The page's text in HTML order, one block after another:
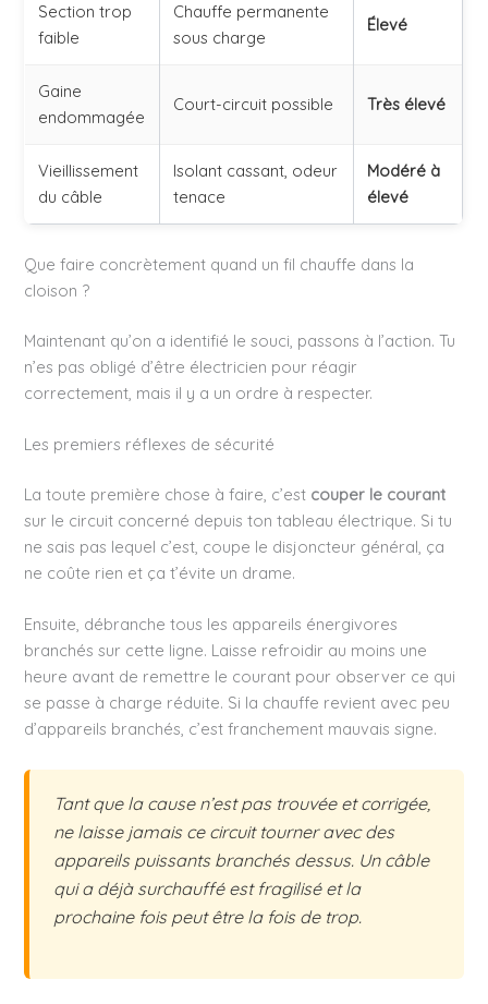
Section trop
faible
Chauffe permanente
sous charge
Élevé
Gaine
endommagée
Court-circuit possible Très élevé
Vieillissement
du câble
Isolant cassant, odeur
tenace
Modéré à
élevé
Que faire concrètement quand un fil chauffe dans la
cloison ?
Maintenant qu’on a identifié le souci, passons à l’action. Tu
n’es pas obligé d’être électricien pour réagir
correctement, mais il y a un ordre à respecter.
Les premiers réflexes de sécurité
La toute première chose à faire, c’est couper le courant
sur le circuit concerné depuis ton tableau électrique. Si tu
ne sais pas lequel c’est, coupe le disjoncteur général, ça
ne coûte rien et ça t’évite un drame.
Ensuite, débranche tous les appareils énergivores
branchés sur cette ligne. Laisse refroidir au moins une
heure avant de remettre le courant pour observer ce qui
se passe à charge réduite. Si la chauffe revient avec peu
d’appareils branchés, c’est franchement mauvais signe.
Tant que la cause n’est pas trouvée et corrigée,
ne laisse jamais ce circuit tourner avec des
appareils puissants branchés dessus. Un câble
qui a déjà surchauffé est fragilisé et la
prochaine fois peut être la fois de trop.